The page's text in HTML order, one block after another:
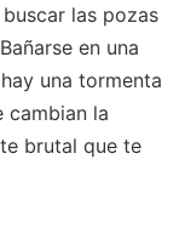
las pozas
en una
una tormenta
cambian la
brutal que te